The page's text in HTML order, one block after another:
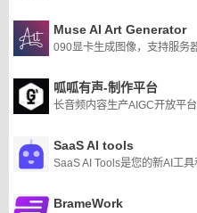
Muse AI Art Generator
呱呱有声-制作平台
长音频内容生产AIGC开放平台
SaaS AI tools
BrameWork